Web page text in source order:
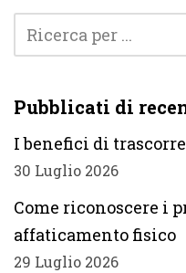
Pubblicati di
I benefici di
30 Luglio 2026
Come riconoscere i
affaticamento fisico
29 Luglio 2026